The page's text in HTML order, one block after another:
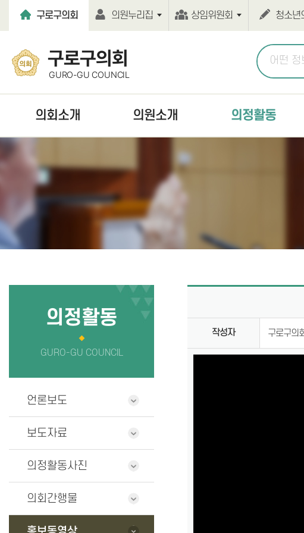
구로구의회
의원누리집 상임위원회 청소년
구로구의회
GURO-GU COUNCIL
의회소개
의회연혁
의회기능
의회사무국
청사안내
의원소개
역대의원
의원윤리강령
의원행동강령
의정활동
의회간행물
정보공개
의정활동
GURO-GU COUNCIL
언론보도
보도자료
의정활동사진
의회간행물
작성자 구로구의